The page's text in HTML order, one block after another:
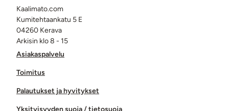
Asiakaspalvelu
Toimitus
Palautukset ja hyvitykset
Kaalimato.com
Kumitehtaankatu 5 E
04260 Kerava
Arkisin klo 8 - 15